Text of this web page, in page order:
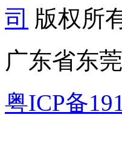
司 版权所
广东省东
粤ICP备